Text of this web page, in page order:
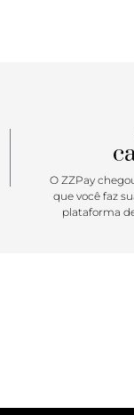
O ZZPay
que você faz
plataforma